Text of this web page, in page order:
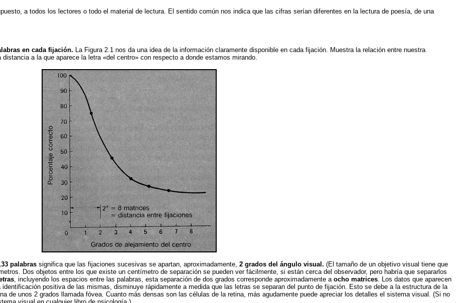
a todos los lectores o todo el material de lectura. El sentido común nos indica que las cifras serían diferentes en la lectura de poesía, de una
en cada fijación. La Figura 2.1 nos da una idea de la información claramente disponible en cada fijación. Muestra la relación entre nuestra
a la que aparece la letra «del centro» con respecto a donde estamos mirando.
palabrassignifica que las fijaciones sucesivas se apartan, aproximadamente, 2 grados del ángulo visual. (El tamaño de un objetivo visual tiene que
Dos objetos entre los que existe un centímetro de separación se pueden ver fácilmente, si están cerca del observador, pero habría que separarlos
, incluyendo los espacios entre las palabras, esta separación de dos grados corresponde aproximadamente a ocho matrices. Los datos que aparecen
positiva de las mismas, disminuye rápidamente a medida que las letras se separan del punto de fijación. Esto se debe a la estructura de la
de unos 2 grados llamada fóvea. Cuanto más densas son las células de la retina, más agudamente puede apreciar los detalles el sistema visual. (Si no